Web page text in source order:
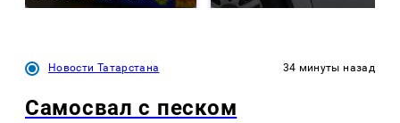
Новости Татарстана 34 минуты назад
Самосвал с песком